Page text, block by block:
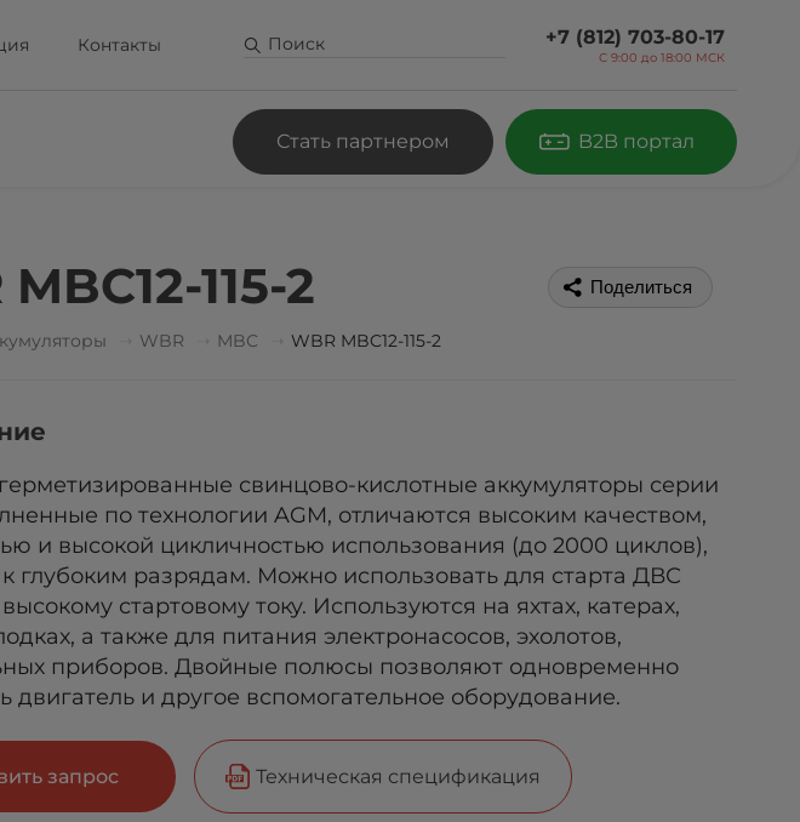
Контакты +7 (812) 703-80-17
С 9:00 до 18:00 МСК
Стать партнером B2B портал
115-2 Поделиться
WBR MBС WBR MBC12-115-2
свинцово-кислотные аккумуляторы серии
по технологии AGM, отличаются высоким качеством,
и высокой цикличностью использования (до 2000 циклов),
глубоким разрядам. Можно использовать для старта ДВС
стартовому току. Используются на яхтах, катерах,
а также для питания электронасосов, эхолотов,
приборов. Двойные полюсы позволяют одновременно
двигатель и другое вспомогательное оборудование.
запрос Техническая спецификация